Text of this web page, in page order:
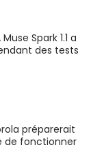
Spark 1.1 a
des tests
préparerait
de fonctionner